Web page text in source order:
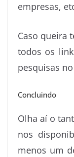
empresas,
Caso queira
todos os
pesquisas
Concluindo
Olha aí o
nos
menos um